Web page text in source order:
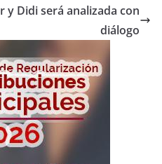
y Didi será analizada con
diálogo